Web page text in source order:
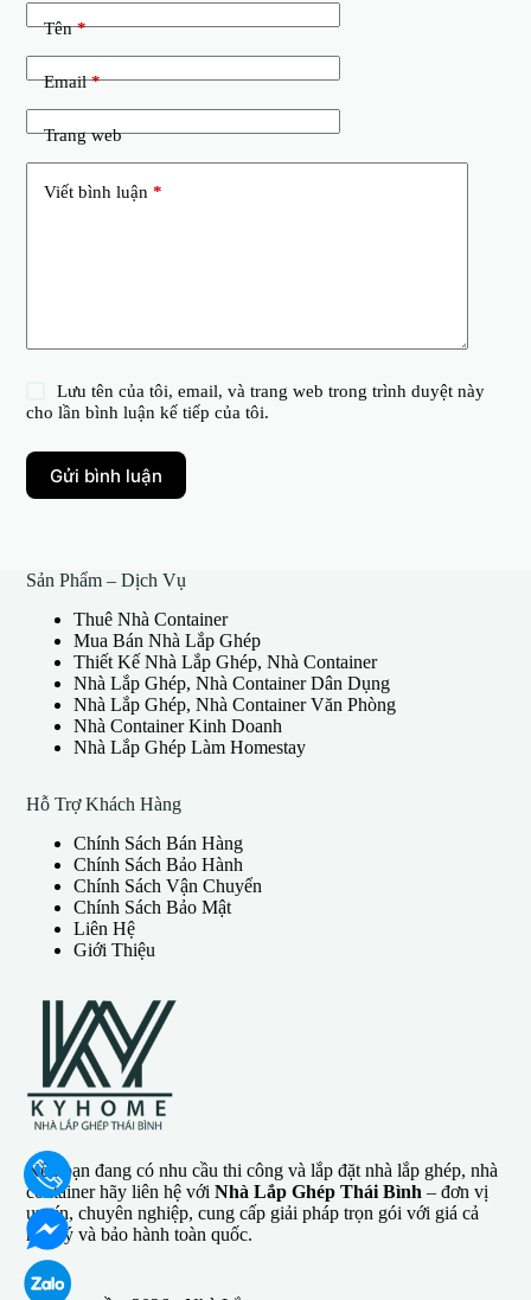
Tên*
Email*
Trang web
Viết bình luận *
Lưu tên của tôi, email, và trang web trong trình duyệt này
cho lần bình luận kế tiếp của tôi.
Gửi bình luận
Sản Phẩm – Dịch Vụ
Thuê Nhà Container
Mua Bán Nhà Lắp Ghép
Thiết Kế Nhà Lắp Ghép, Nhà Container
Nhà Lắp Ghép, Nhà Container Dân Dụng
Nhà Lắp Ghép, Nhà Container Văn Phòng
Nhà Container Kinh Doanh
Nhà Lắp Ghép Làm Homestay
Hỗ Trợ Khách Hàng
Chính Sách Bán Hàng
Chính Sách Bảo Hành
Chính Sách Vận Chuyển
Chính Sách Bảo Mật
Liên Hệ
Giới Thiệu
Nếu bạn đang có nhu cầu thi công và lắp đặt nhà lắp ghép, nhà
container hãy liên hệ vớiNhà Lắp Ghép Thái Bình – đơn vị
uy tín, chuyên nghiệp, cung cấp giải pháp trọn gói với giá cả
hợp lý và bảo hành toàn quốc.